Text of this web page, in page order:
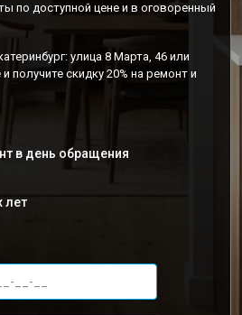
по доступной цене и в оговоренный
улица 8 Марта, 46 или
получите скидку 20% на ремонт и
в день обращения
лет